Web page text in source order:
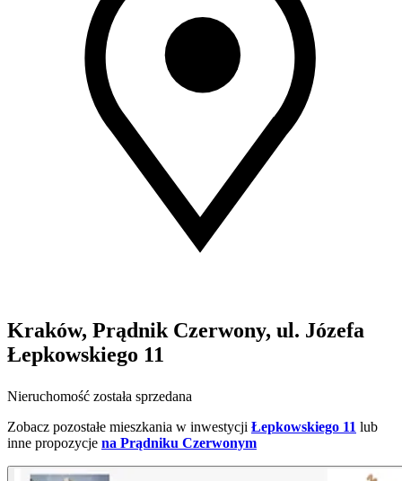
Kraków, Prądnik Czerwony, ul. Józefa
Łepkowskiego 11
Nieruchomość została sprzedana
Zobacz pozostałe mieszkania w inwestycji Łepkowskiego 11 lub
inne propozycje na Prądniku Czerwonym